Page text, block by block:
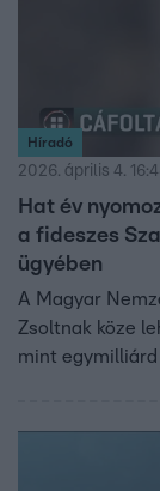
Híradó
2026. április 4.
Hat év
a fideszes
ügyében
A Magyar
Zsoltnak köze
mint